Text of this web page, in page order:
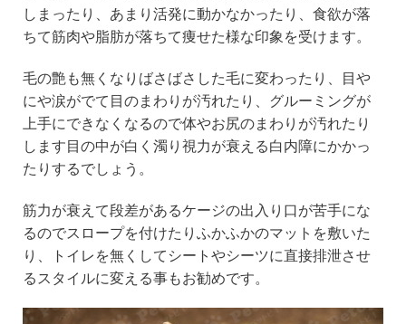
しまったり、あまり活発に動かなかったり、食欲が落
ちて筋肉や脂肪が落ちて痩せた様な印象を受けます。
毛の艶も無くなりばさばさした毛に変わったり、目や
にや涙がでて目のまわりが汚れたり、グルーミングが
上手にできなくなるので体やお尻のまわりが汚れたり
します目の中が白く濁り視力が衰える白内障にかかっ
たりするでしょう。
筋力が衰えて段差があるケージの出入り口が苦手にな
るのでスロープを付けたりふかふかのマットを敷いた
り、トイレを無くしてシートやシーツに直接排泄させ
るスタイルに変える事もお勧めです。